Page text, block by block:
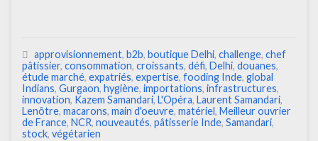
approvisionnement, b2b, boutique Delhi, challenge, chef
pâtissier, consommation, croissants, défi, Delhi, douanes,
étude marché, expatriés, expertise, fooding Inde, global
Indians, Gurgaon, hygiène, importations, infrastructures,
innovation, Kazem Samandari, L'Opéra, Laurent Samandari,
Lenôtre, macarons, main d'oeuvre, matériel, Meilleur ouvrier
de France, NCR, nouveautés, pâtisserie Inde, Samandari,
stock, végétarien